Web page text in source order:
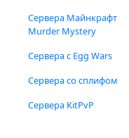
Сервера Майнкрафт
Murder Mystery
Сервера с Egg Wars
Сервера со сплифом
Сервера KitPvP